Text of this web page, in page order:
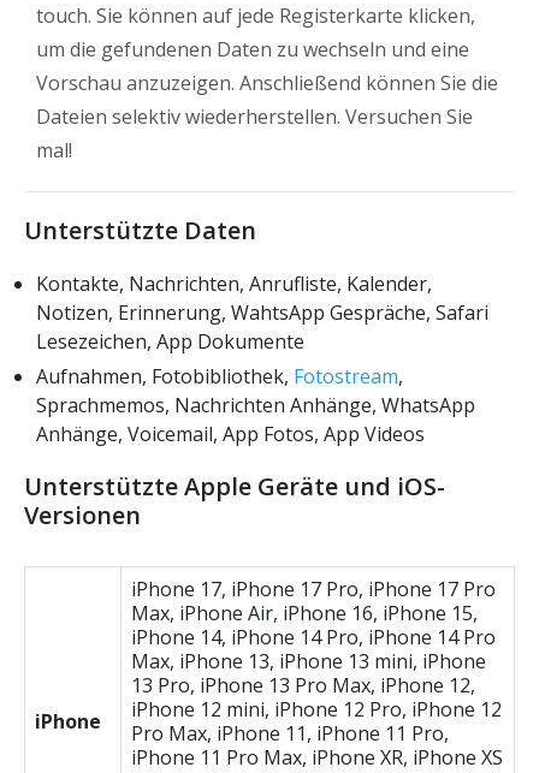
touch. Sie können auf jede Registerkarte klicken,
um die gefundenen Daten zu wechseln und eine
Vorschau anzuzeigen. Anschließend können Sie die
Dateien selektiv wiederherstellen. Versuchen Sie
mal!
Unterstützte Daten
Kontakte, Nachrichten, Anrufliste, Kalender,
Notizen, Erinnerung, WahtsApp Gespräche, Safari
Lesezeichen, App Dokumente
Aufnahmen, Fotobibliothek, Fotostream,
Sprachmemos, Nachrichten Anhänge, WhatsApp
Anhänge, Voicemail, App Fotos, App Videos
Unterstützte Apple Geräte und iOS-
Versionen
iPhone
iPhone 17, iPhone 17 Pro, iPhone 17 Pro
Max, iPhone Air, iPhone 16, iPhone 15,
iPhone 14, iPhone 14 Pro, iPhone 14 Pro
Max, iPhone 13, iPhone 13 mini, iPhone
13 Pro, iPhone 13 Pro Max, iPhone 12,
iPhone 12 mini, iPhone 12 Pro, iPhone 12
Pro Max, iPhone 11, iPhone 11 Pro,
iPhone 11 Pro Max, iPhone XR, iPhone XS